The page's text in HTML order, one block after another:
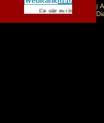
Ce site est list� dans la
|